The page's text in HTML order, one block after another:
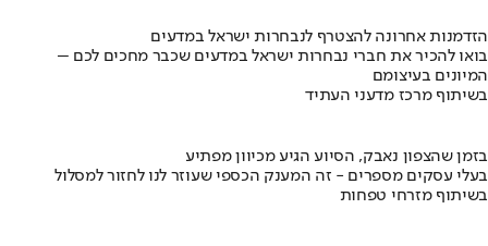
הזדמנות אחרונה להצטרף לנבחרות ישראל במדעים
בואו להכיר את חברי נבחרות ישראל במדעים שכבר מחכים לכם –
המיונים בעיצומם
בשיתוף מרכז מדעני העתיד
בזמן שהצפון נאבק, הסיוע הגיע מכיוון מפתיע
בעלי עסקים מספרים - זה המענק הכספי שעוזר לנו לחזור למסלול
בשיתוף מזרחי טפחות